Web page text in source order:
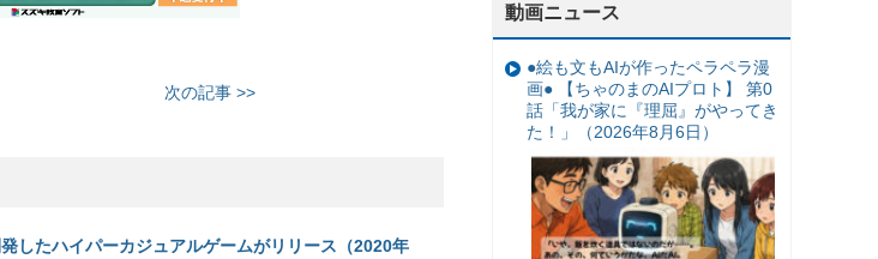
次の記事 >>
したハイパーカジュアルゲームがリリース（2020年
動画ニュース
●絵も文もAIが作ったペラペラ漫
画● 【ちゃのまのAIプロト】 第0
話「我が家に『理屈』がやってき
た！」（2026年8月6日）